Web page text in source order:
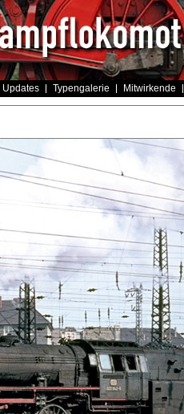
Updates Typengalerie Mitwirkende